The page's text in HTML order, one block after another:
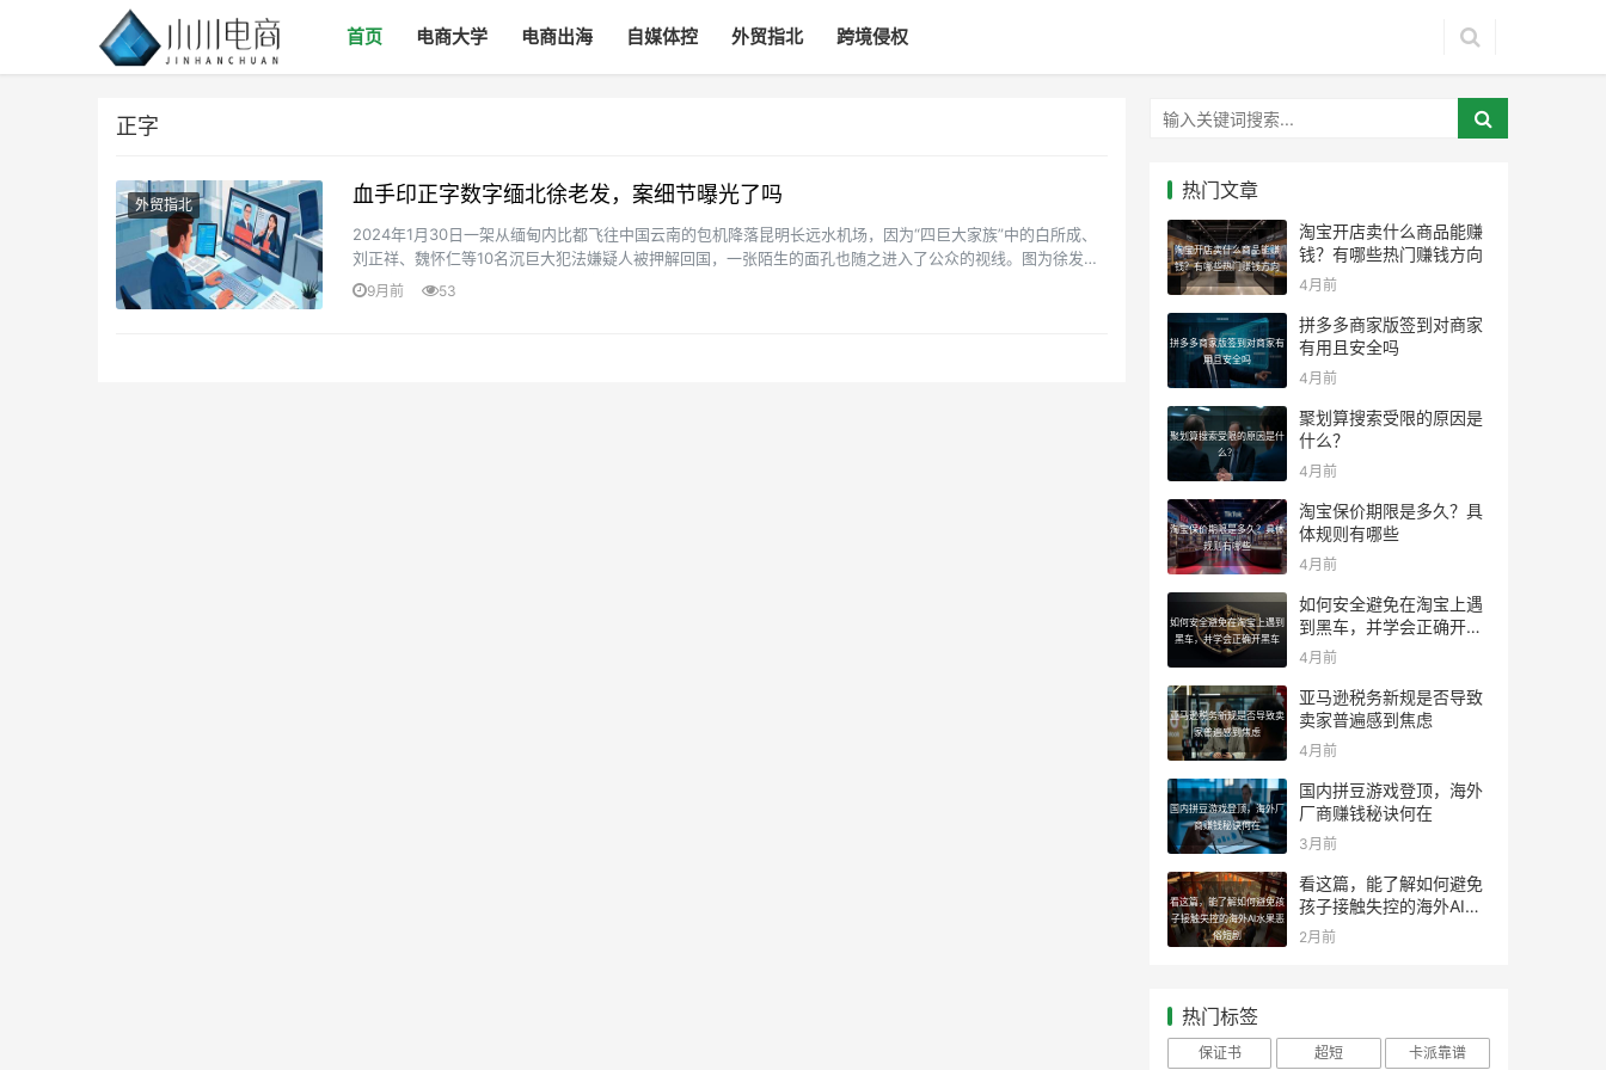
首页 电商大学 电商出海 自媒体控 外贸指北 跨境侵权
正字
外贸指北 血手印正字数字缅北徐老发，案细节曝光了吗
2024年1月30日一架从缅甸内比都飞往中国云南的包机降落昆明长远水机场，因为“四巨大家族”中的白所成、
刘正祥、魏怀仁等10名沉巨大犯法嫌疑人被押解回国，一张陌生的面孔也随之进入了公众的视线。图为徐发启
犯法集团关押电诈人员的细小黑屋内，墙上···
9月前 53
热门文章
淘宝开店卖什么商品能赚
钱？有哪些热门赚钱方向
淘宝开店卖什么商品能赚
钱？有哪些热门赚钱方向
4月前
拼多多商家版签到对商家有
用且安全吗
拼多多商家版签到对商家
有用且安全吗
4月前
聚划算搜索受限的原因是什
么？
聚划算搜索受限的原因是
什么？
4月前
淘宝保价期限是多久？具体
规则有哪些
淘宝保价期限是多久？具
体规则有哪些
4月前
如何安全避免在淘宝上遇到
黑车，并学会正确开黑车
如何安全避免在淘宝上遇
到黑车，并学会正确开黑
车
4月前
亚马逊税务新规是否导致卖
家普遍感到焦虑
亚马逊税务新规是否导致
卖家普遍感到焦虑
4月前
国内拼豆游戏登顶，海外厂
商赚钱秘诀何在
国内拼豆游戏登顶，海外
厂商赚钱秘诀何在
3月前
看这篇，能了解如何避免孩
子接触失控的海外AI水果恶
俗短剧
看这篇，能了解如何避免
孩子接触失控的海外AI水
果恶俗短剧
2月前
热门标签
保证书 超短 卡派靠谱